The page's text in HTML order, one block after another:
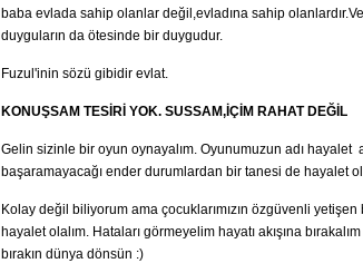
baba evlada sahip olanlar değil,evladına sahip
duyguların da ötesinde bir duygudur.
Fuzul'inin sözü gibidir evlat.
KONUŞSAM TESİRİ YOK. SUSSAM,İÇİM RAHAT DEĞİL
Gelin sizinle bir oyun oynayalım. Oyunumuzun adı
başaramayacağı ender durumlardan bir tanesi de hayalet
Kolay değil biliyorum ama çocuklarımızın özgüvenli
hayalet olalım. Hataları görmeyelim hayatı akışına
bırakın dünya dönsün :)